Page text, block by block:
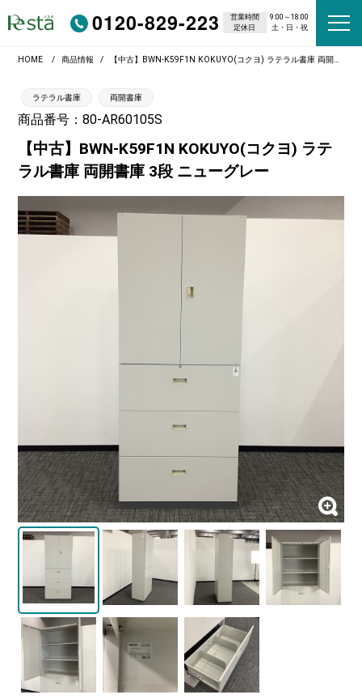
0120-829-223 営業時間
9:00～18:00
定休日
土・日・祝
HOME 商品情報 【中古】BWN-K59F1N KOKUYO(コクヨ) ラテラル書庫 両開書庫 3段 ニューグレー
ラテラル書庫 両開書庫
商品番号：80-AR60105S
【中古】BWN-K59F1N KOKUYO(コクヨ) ラテ
ラル書庫 両開書庫 3段 ニューグレー